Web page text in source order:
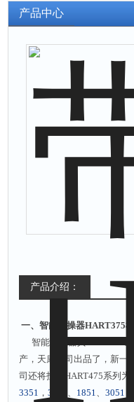
产品中心
产品介绍：
一、智能手操器HART375
智能手操器其HART375系
产，天康公司出品了，新一
司还将投产HART475系列为
3351 ， 3851 、 1851、 3051